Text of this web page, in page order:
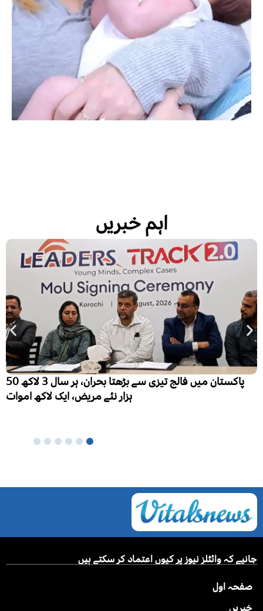
اہم خبریں
پنجاب میں تعلیم کے فروغ سے کزن میرج کا رجحان کم ہونے
لگا، ہر 10 میں سے 6 شادی شدہ خواتین نے رشتہ داروں میں
جانیے کہ وائٹلز نیوز پر کیوں اعتماد کر سکتے ہیں
صفحہ اول